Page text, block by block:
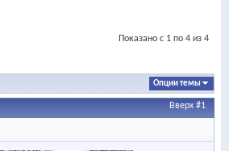
Показано с 1 по 4 из 4
Опции темы
Вверх #1